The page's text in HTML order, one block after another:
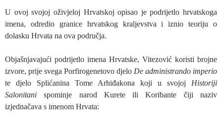
U ovoj svojoj oživjeloj Hrvatskoj opisao je podrijetlo hrvatskoga
imena, odredio granice hrvatskog kraljevstva i iznio teoriju o
dolasku Hrvata na ova područja.
Objašnjavajući podrijetlo imena Hrvatske, Vitezović koristi brojne
izvore, prije svega Porfirogenetovo djelo De administrando imperio
te djelo Splićanina Tome Arhiđakona koji u svojoj Historiji
Salonitani spominje narod Kurete ili Koribante čiji naziv
izjednačava s imenom Hrvata: